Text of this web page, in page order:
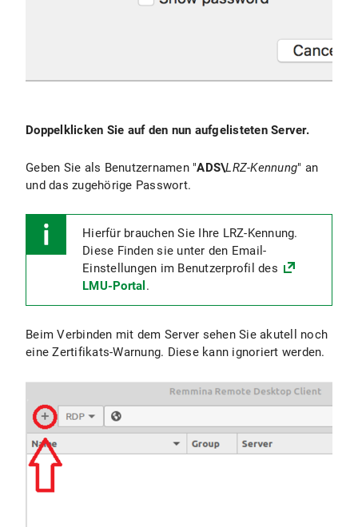
Doppelklicken Sie auf den nun aufgelisteten Server.
Geben Sie als Benutzernamen "ADS\LRZ-Kennung" an
und das zugehörige Passwort.
Hierfür brauchen Sie Ihre LRZ-Kennung.
Diese Finden sie unter den Email-
Einstellungen im Benutzerprofil des
LMU-Portal .
Beim Verbinden mit dem Server sehen Sie akutell noch
eine Zertifikats-Warnung. Diese kann ignoriert werden.